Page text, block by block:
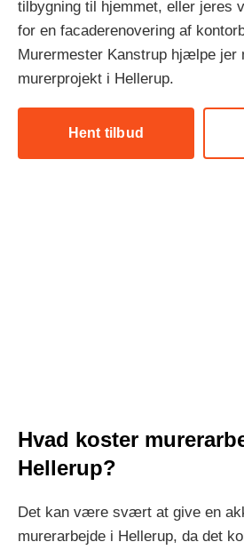
tilbygning til hjemmet, eller jeres
for en facaderenovering af
Murermester Kanstrup hjælpe jer
murerprojekt i Hellerup.
Hent tilbud
Hvad koster
Hellerup?
Det kan være svært at give en
murerarbejde i Hellerup, da det